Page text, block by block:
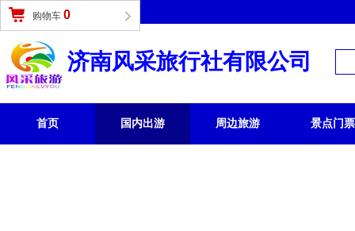
济南风采旅行社有限公司
购物车 0
登录 | 免费注册
首页 国内出游 周边旅游 景点门票